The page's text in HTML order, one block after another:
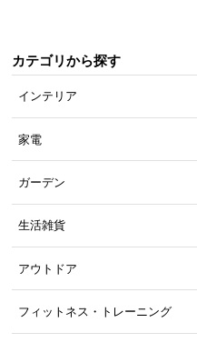
カテゴリから探す
インテリア
家電
ガーデン
生活雑貨
アウトドア
フィットネス・トレーニング